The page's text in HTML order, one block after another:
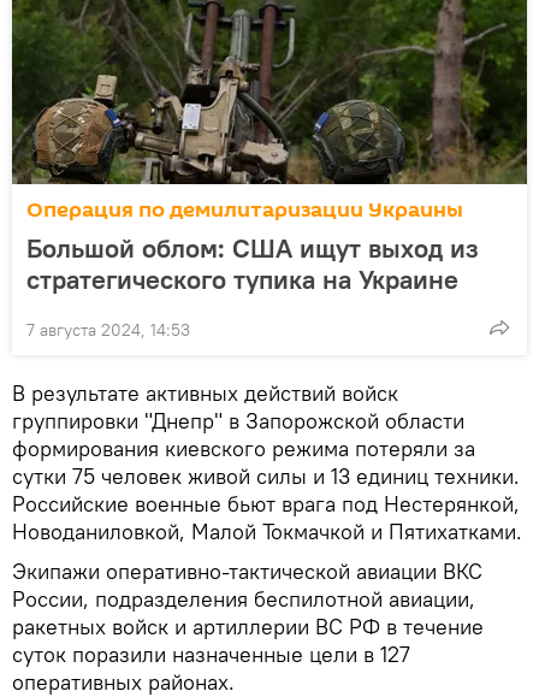
Операция по демилитаризации Украины
Большой облом: США ищут выход из
стратегического тупика на Украине
7 августа 2024, 14:53
В результате активных действий войск
группировки "Днепр" в Запорожской области
формирования киевского режима потеряли за
сутки 75 человек живой силы и 13 единиц техники.
Российские военные бьют врага под Нестерянкой,
Новоданиловкой, Малой Токмачкой и Пятихатками.
Экипажи оперативно-тактической авиации ВКС
России, подразделения беспилотной авиации,
ракетных войск и артиллерии ВС РФ в течение
суток поразили назначенные цели в 127
оперативных районах.